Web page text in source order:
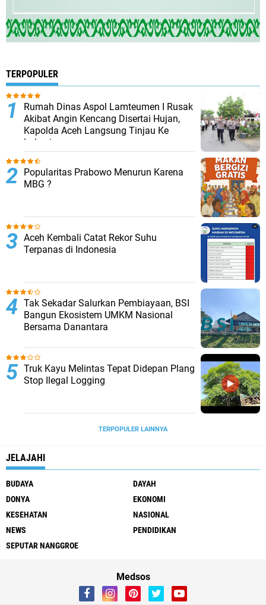
TERPOPULER
Rumah Dinas Aspol Lamteumen I Rusak
Akibat Angin Kencang Disertai Hujan,
Kapolda Aceh Langsung Tinjau Ke
Lokasi
Popularitas Prabowo Menurun Karena
MBG ?
Aceh Kembali Catat Rekor Suhu
Terpanas di Indonesia
Tak Sekadar Salurkan Pembiayaan, BSI
Bangun Ekosistem UMKM Nasional
Bersama Danantara
Truk Kayu Melintas Tepat Didepan Plang
Stop Ilegal Logging
TERPOPULER LAINNYA
JELAJAHI
BUDAYA
DAYAH
DONYA
EKONOMI
KESEHATAN
NASIONAL
NEWS
PENDIDIKAN
SEPUTAR NANGGROE
Medsos